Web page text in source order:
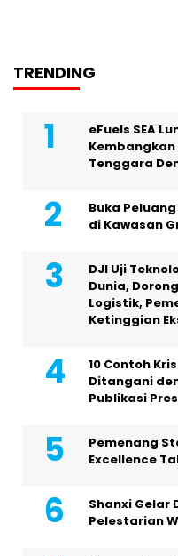
TRENDING
eFuels SEA
Kembangkan
Tenggara
Buka
di Kawasan
DJI Uji
Dunia,
Logistik,
Ketinggian
10 Contoh
Ditangani
Publikasi
Pemenang
Excellence
Shanxi Gelar
Pelestarian